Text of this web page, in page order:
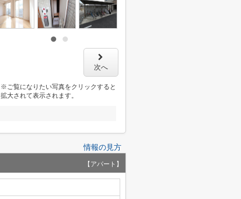
次へ
※ご覧になりたい写真をクリックすると
拡大されて表示されます。
情報の見方
【アパート】